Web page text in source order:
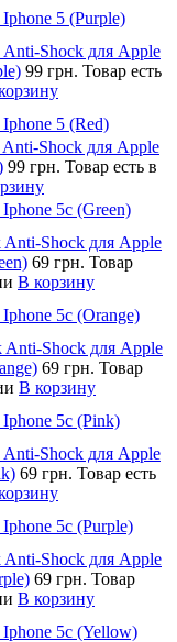
5 (Purple)
Shock для Apple
99 грн. Товар есть
5 (Red)
Shock для Apple
99 грн. Товар есть в
5c (Green)
Anti-Shock для Apple
69 грн. Товар
В корзину
5c (Orange)
Anti-Shock для Apple
69 грн. Товар
В корзину
5c (Pink)
Shock для Apple
69 грн. Товар есть
5c (Purple)
Anti-Shock для Apple
69 грн. Товар
В корзину
5c (Yellow)